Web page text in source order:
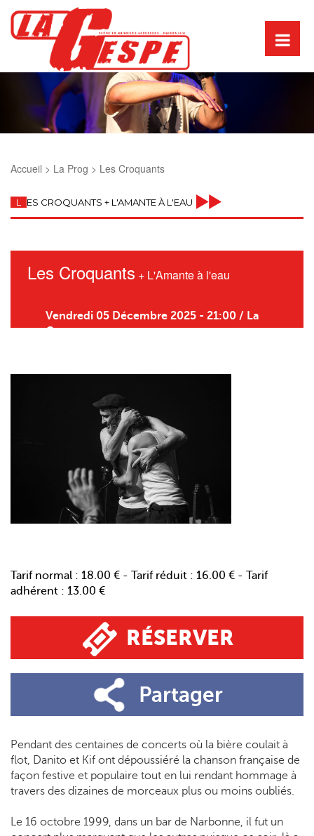
Accueil > La Prog > Les Croquants
L ES CROQUANTS + L'AMANTE À L'EAU
Les Croquants + L'Amante à l'eau
Vendredi 05 Décembre 2025 - 21:00 / La
Gespe
Tarif normal : 18.00 € - Tarif réduit : 16.00 € - Tarif
adhérent : 13.00 €
RÉSERVER
Partager
Pendant des centaines de concerts où la bière coulait à
flot, Danito et Kif ont dépoussiéré la chanson française de
façon festive et populaire tout en lui rendant hommage à
travers des dizaines de morceaux plus ou moins oubliés.
Le 16 octobre 1999, dans un bar de Narbonne, il fut un